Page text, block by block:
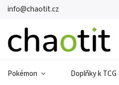
info@chaotit.cz
Pokémon Doplňky k TCG